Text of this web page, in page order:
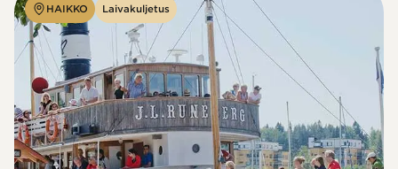
HAIKKO Laivakuljetus